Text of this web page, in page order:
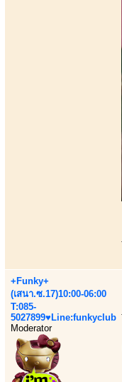
+Funky+
(เสนา.ซ.17)10:00-06:00
T:085-
5027899♥Line:funkyclub
Moderator